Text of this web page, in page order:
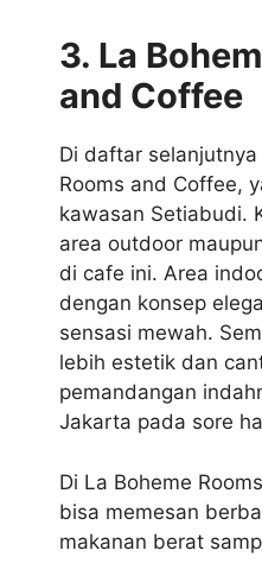
3. La
and Coffee
Di daftar
Rooms and Coffee,
kawasan Setiabudi.
area outdoor
di cafe ini. Area
dengan konsep
sensasi mewah.
lebih estetik dan
pemandangan
Jakarta pada sore
Di La Boheme
bisa memesan
makanan berat